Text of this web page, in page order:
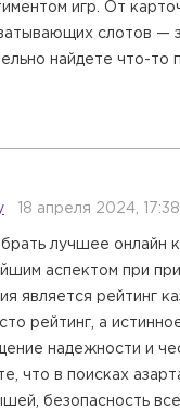
игр. От
слотов —
найдете что-то
18 апреля 2024, 17:38
лучшее онлайн
аспектом при
является рейтинг
рейтинг, а
надежности и
что в поисках
безопасность